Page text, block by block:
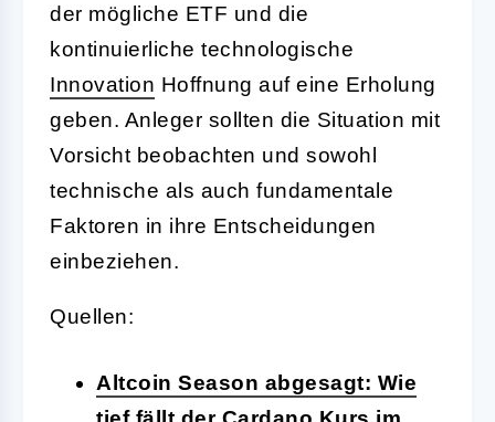
der mögliche ETF und die
kontinuierliche technologische
Innovation Hoffnung auf eine Erholung
geben. Anleger sollten die Situation mit
Vorsicht beobachten und sowohl
technische als auch fundamentale
Faktoren in ihre Entscheidungen
einbeziehen.
Quellen:
Altcoin Season abgesagt: Wie